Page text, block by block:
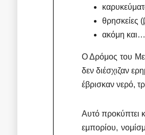
θρησκείες
ακόμη και…
Ο Δρόμος του
δεν διέσχιζαν
έβρισκαν νερό,
Αυτό προκύπτει
εμπορίου,